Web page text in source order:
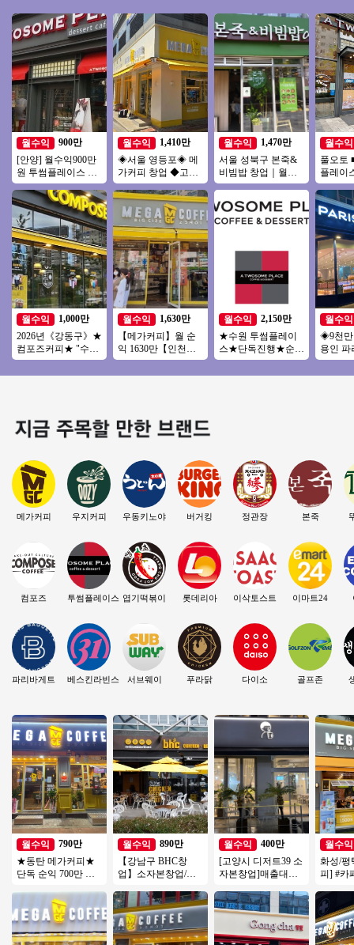
월수익
900만
[안양] 월수익900만
원 투썸플레이스 오
피스 리뉴얼없는매
장 초보여성 강추드
립니다
월수익
1,000만
2026년《강동구》★
컴포즈커피★ "수익
좋습니다" 소자본 고
수익 창업몰
월수익
1,410만
◈서울 영등포◈ 메
가커피 창업 ◆고수
익창업◆ 저가커피
창업/초보창업/여성
창업
월수익
1,630만
【메가커피】월 순
익 1630만【인천】
집객력우수, 배달없
는 커피창업 추천
월수익
1,470만
서울 성북구 본죽&
비빔밥 창업｜월매
출 3,600만원, 권리금
월수익
2,150만
★수원 투썸플레이
스★단독진행★순익
2000만이상#오피스#
역세권#고수익창업#
월수익
풀오토
플레이
＃배달
거리＃
추천
월수익
◈9천
용인 파
업◀ 평
만↑고
메가커피
컴포즈
파리바게트
우지커피
투썸플레이스
베스킨라빈스
우동키노야
엽기떡볶이
서브웨이
버거킹
롯데리아
푸라닭
정관장
이삭토스트
다이소
본죽
이마트24
골프존
월수익
790만
★동탄 메가커피★
단독 순익 700만 외
운영 추천 매장 소자
본창업
월수익
890만
【강남구 BHC창
업】소자본창업/고
차이즈창업/강력추
천
월수익
400만
[고양시 디저트39 소
자본창업]매출대비
월수익
화성/평
피] #카
#메가
업